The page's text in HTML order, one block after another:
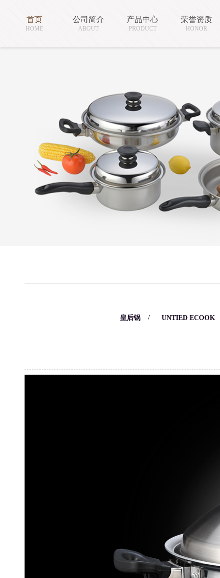
首页
HOME
公司简介
ABOUT
产品中心
PRODUCT
荣誉资质
HONOR
皇后锅 / UNTIED ECOOK